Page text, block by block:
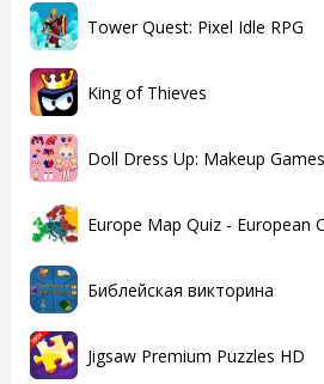
Tower Quest: Pixel Idle RPG
King of Thieves
Doll Dress Up: Makeup Games
Europe Map Quiz - European
Библейская викторина
Jigsaw Premium Puzzles HD